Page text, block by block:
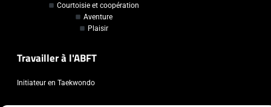
Courtoisie et coopération
Aventure
Plaisir
Travailler à l'ABFT
Initiateur en Taekwondo